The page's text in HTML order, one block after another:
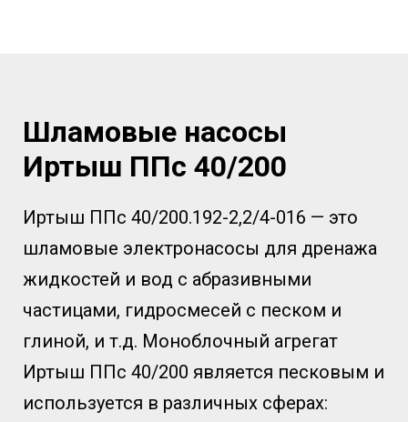
Шламовые насосы
Иртыш ППс 40/200
Иртыш ППс 40/200.192-2,2/4-016 — это
шламовые электронасосы для дренажа
жидкостей и вод с абразивными
частицами, гидросмесей с песком и
глиной, и т.д. Моноблочный агрегат
Иртыш ППс 40/200 является песковым и
используется в различных сферах: